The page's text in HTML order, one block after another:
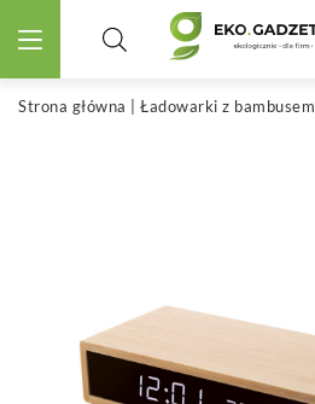
Strona główna Ładowarki z bambusem